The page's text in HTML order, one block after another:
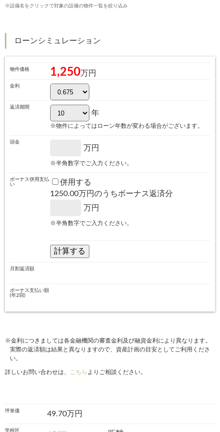
※設備名をクリックで対象の設備の物件一覧を絞り込み
ローンシミュレーション
物件価格 1,250万円
金利
返済期間
年
※物件によってはローン年数が変わる場合がございます。
頭金
万円
※半角数字でご入力ください。
ボーナス併用支払
い
併用する
1250.00万円のうちボーナス返済分
万円
※半角数字でご入力ください。
月割返済額
ボーナス支払い額
(年2回)
※金利につきましては各金融機関の審査金利及び融資金利により異なります。
実際の返済額は結果と異なりますので、資産計画の目安としてご利用くださ
い。
詳しいお問い合わせは、 こちら よりご相談ください。
坪単価 49.70万円
学校区